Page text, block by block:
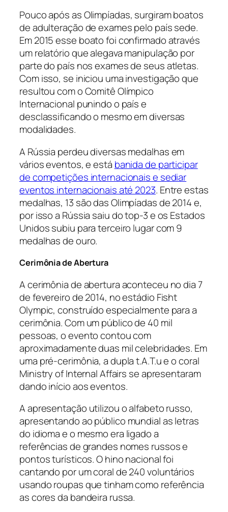
Pouco após as Olimpíadas, surgiram boatos
de adulteração de exames pelo país sede.
Em 2015 esse boato foi confirmado através
um relatório que alegava manipulação por
parte do país nos exames de seus atletas.
Com isso, se iniciou uma investigação que
resultou com o Comitê Olímpico
Internacional punindo o país e
desclassificando o mesmo em diversas
modalidades.
A Rússia perdeu diversas medalhas em
vários eventos, e está banida de participar
de competições internacionais e sediar
eventos internacionais até 2023. Entre estas
medalhas, 13 são das Olimpíadas de 2014 e,
por isso a Rússia saiu do top-3 e os Estados
Unidos subiu para terceiro lugar com 9
medalhas de ouro.
Cerimônia de Abertura
A cerimônia de abertura aconteceu no dia 7
de fevereiro de 2014, no estádio Fisht
Olympic, construído especialmente para a
cerimônia. Com um público de 40 mil
pessoas, o evento contou com
aproximadamente duas mil celebridades. Em
uma pré-cerimônia, a dupla t.A.T.u e o coral
Ministry of Internal Affairs se apresentaram
dando início aos eventos.
A apresentação utilizou o alfabeto russo,
apresentando ao público mundial as letras
do idioma e o mesmo era ligado a
referências de grandes nomes russos e
pontos turísticos. O hino nacional foi
cantando por um coral de 240 voluntários
usando roupas que tinham como referência
as cores da bandeira russa.